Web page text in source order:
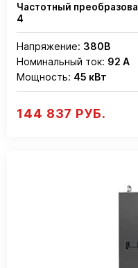
Частотный
4
Напряжение: 380В
Номинальный ток: 92 А
Мощность: 45 кВт
144 837 РУБ.